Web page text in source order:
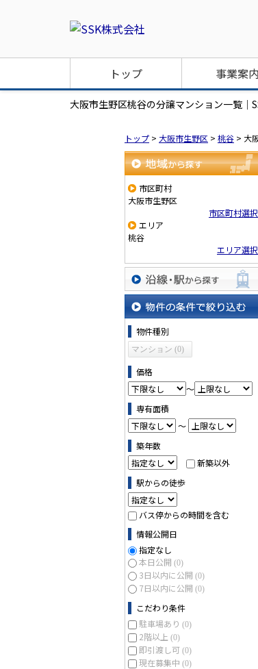
トップ 事業案内
大阪市生野区桃谷の分譲マンション一覧｜
トップ > 大阪市生野区 > 桃谷 > 大
地域から探す
市区町村
大阪市生野区
市区町村選択
エリア
桃谷
エリア選択
沿線・駅から探す
物件の条件で絞り込む
物件種別
マンション (0)
価格
～
専有面積
～
築年数
新築以外
駅からの徒歩
バス停からの時間を含む
情報公開日
指定なし
本日公開 (0)
3日以内に公開 (0)
7日以内に公開 (0)
こだわり条件
駐車場あり (0)
2階以上 (0)
即引渡し可 (0)
現在募集中 (0)